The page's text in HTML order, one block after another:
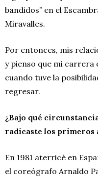
bandidos” en el
Miravalles.
Por entonces, mis
y pienso que mi carrera
cuando tuve la
regresar.
¿Bajo qué
radicaste los primeros
En 1981 aterricé en
el coreógrafo Arnaldo